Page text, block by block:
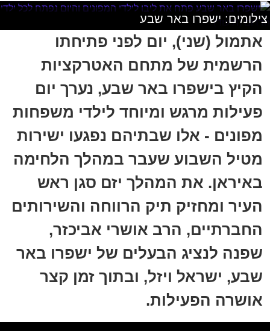
צילומים: ישפרו באר שבע
אתמול (שני), יום לפני פתיחתו
הרשמית של מתחם האטרקציות
הקיץ בישפרו באר שבע, נערך יום
פעילות מרגש ומיוחד לילדי משפחות
מפונים - אלו שבתיהם נפגעו ישירות
מטיל השבוע שעבר במהלך הלחימה
באיראן. את המהלך יזם סגן ראש
העיר ומחזיק תיק הרווחה והשירותים
החברתיים, הרב אושרי אביכזר,
שפנה לנציג הבעלים של ישפרו באר
שבע, ישראל ויזל, ובתוך זמן קצר
אושרה הפעילות.